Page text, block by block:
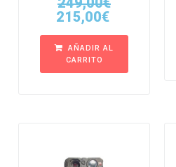
215,00€
AÑADIR AL
CARRITO